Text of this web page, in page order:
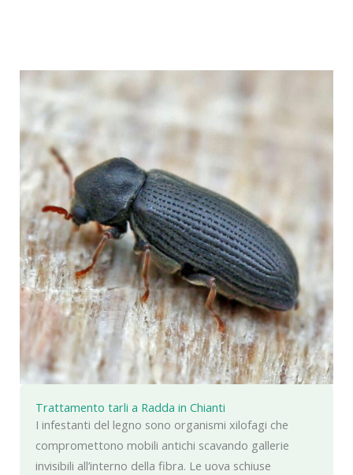
Trattamento tarli a Radda in Chianti
I infestanti del legno sono organismi xilofagi che
compromettono mobili antichi scavando gallerie
invisibili all’interno della fibra. Le uova schiuse